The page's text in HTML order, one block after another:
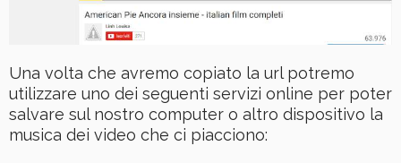
Una volta che avremo copiato la url potremo
utilizzare uno dei seguenti servizi online per poter
salvare sul nostro computer o altro dispositivo la
musica dei video che ci piacciono: